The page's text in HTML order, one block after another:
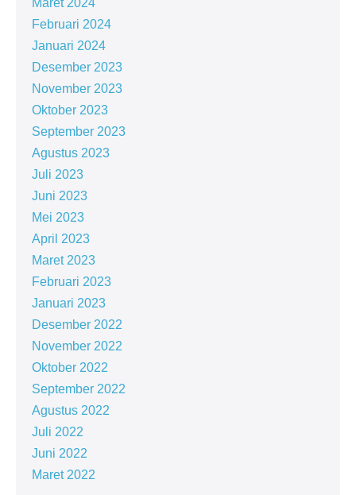
Maret 2024
Februari 2024
Januari 2024
Desember 2023
November 2023
Oktober 2023
September 2023
Agustus 2023
Juli 2023
Juni 2023
Mei 2023
April 2023
Maret 2023
Februari 2023
Januari 2023
Desember 2022
November 2022
Oktober 2022
September 2022
Agustus 2022
Juli 2022
Juni 2022
Maret 2022